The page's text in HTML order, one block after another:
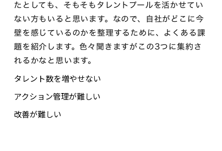
たとしても、そもそもタレントプールを活かせてい
ない方もいると思います。なので、自社がどこに今
壁を感じているのかを整理するために、よくある課
題を紹介します。色々聞きますがこの3つに集約さ
れるかなと思います。
タレント数を増やせない
アクション管理が難しい
改善が難しい